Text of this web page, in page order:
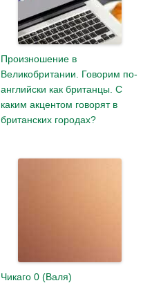
Произношение в
Великобритании. Говорим по-
английски как британцы. С
каким акцентом говорят в
британских городах?
Чикаго 0 (Валя)